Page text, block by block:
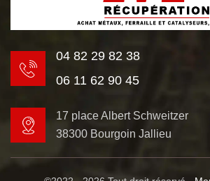
04 82 29 82 38
06 11 62 90 45
17 place Albert Schweitzer
38300 Bourgoin Jallieu